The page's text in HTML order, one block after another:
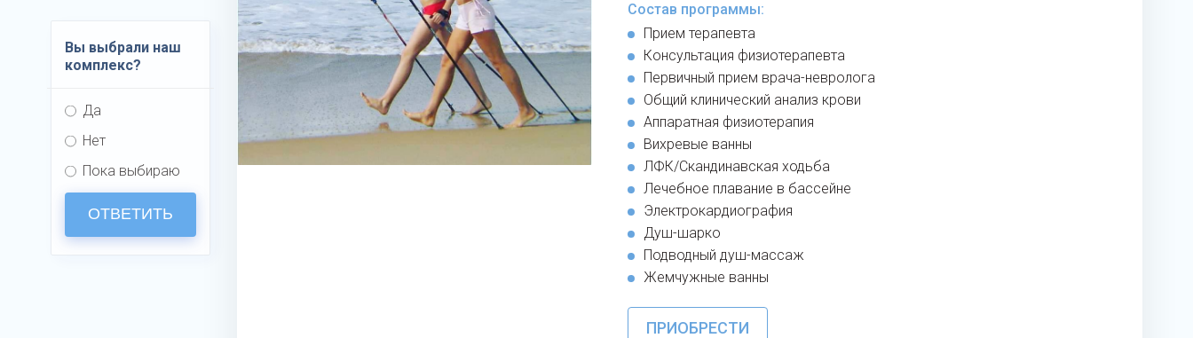
Вы выбрали наш
комплекс?
Да
Нет
Пока выбираю
ОТВЕТИТЬ
Состав программы:
Прием терапевта
Консультация физиотерапевта
Первичный прием врача-невролога
Общий клинический анализ крови
Аппаратная физиотерапия
Вихревые ванны
ЛФК/Скандинавская ходьба
Лечебное плавание в бассейне
Электрокардиография
Душ-шарко
Подводный душ-массаж
Жемчужные ванны
ПРИОБРЕСТИ